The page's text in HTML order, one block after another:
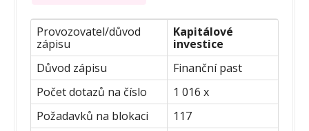
Provozovatel/důvod
zápisu
Kapitálové
investice
Důvod zápisu
Finanční past
Počet dotazů na číslo
1 016 x
Požadavků na blokaci
117